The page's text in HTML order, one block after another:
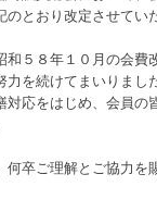
とおり改定させてい
５８年１０月の会費
を続けてまいりまし
応をはじめ、会員の
卒ご理解とご協力を